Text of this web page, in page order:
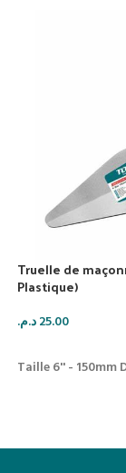
Truelle de
Plastique)
25.00د.م.
Taille 6'' - 150mm